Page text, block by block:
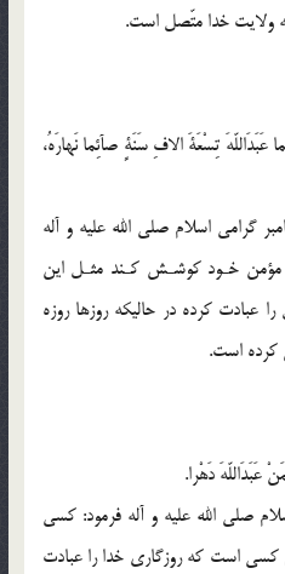
ولايت خدا متّصل است.
تِسْعَةَ الافِ سَنَةٍ صآئِما نَهارَهُ،
ج 74، ص 315 .] پيامبر گرامى اسلام صلى الله عليه و آله
مؤمن خـود كوشـش كـند مثـل اين
عبادت كرده در حاليكه روزها روزه
كرده است.
دَهْرا.
گرامى اسلام صلي الله عليه و آله فرمود: كسى
كسى است كه روزگارى خدا را عبادت